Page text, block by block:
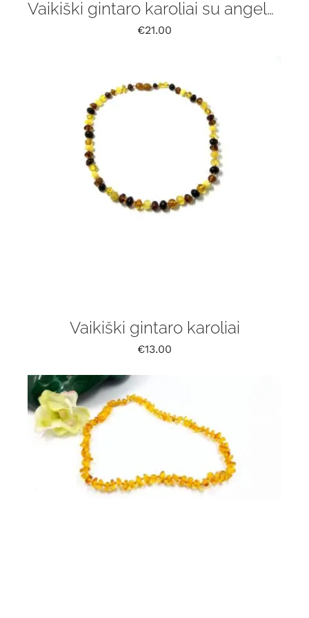
Vaikiški gintaro karoliai su angelo pakabuku
€21.00
Vaikiški gintaro karoliai
€13.00